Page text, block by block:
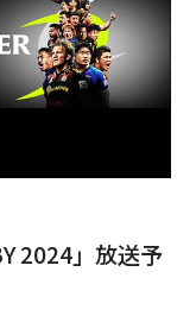
2024」放送予